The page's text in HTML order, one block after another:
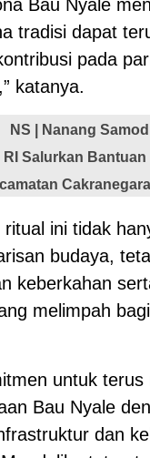
Bau Nyale
tradisi dapat
pada
katanya.
NS | Nanang
Salurkan Bantuan
Cakranegara
ini tidak
budaya,
keberkahan
melimpah
untuk terus
Bau Nyale
dan